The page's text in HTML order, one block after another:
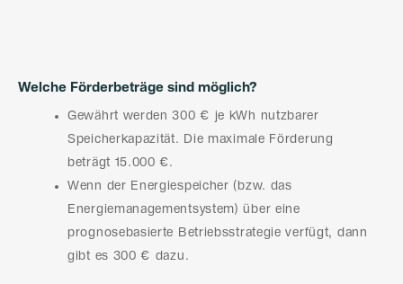
Welche Förderbeträge sind möglich?
Gewährt werden 300 € je kWh nutzbarer
Speicherkapazität. Die maximale Förderung
beträgt 15.000 €.
Wenn der Energiespeicher (bzw. das
Energiemanagementsystem) über eine
prognosebasierte Betriebsstrategie verfügt, dann
gibt es 300 € dazu.